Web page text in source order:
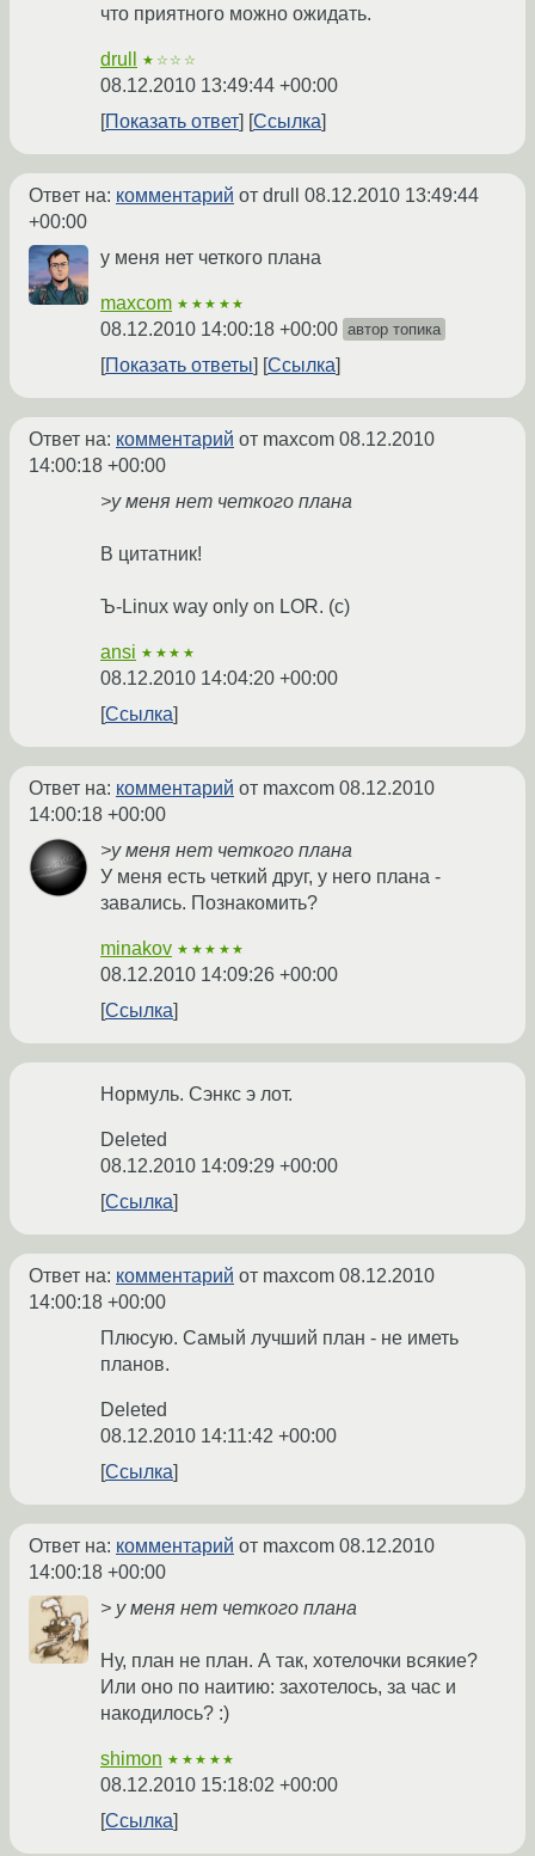
что приятного можно ожидать.
drull ★☆☆☆
08.12.2010 13:49:44 +00:00
Показать ответ
Ссылка
Ответ на: комментарий от drull 08.12.2010 13:49:44
+00:00
у меня нет четкого плана
maxcom ★★★★★
08.12.2010 14:00:18 +00:00 автор топика
Показать ответы Ссылка
Ответ на: комментарий от maxcom 08.12.2010
14:00:18 +00:00
>у меня нет четкого плана
В цитатник!
Ъ-Linux way only on LOR. (с)
ansi ★★★★
08.12.2010 14:04:20 +00:00
Ссылка
Ответ на: комментарий от maxcom 08.12.2010
14:00:18 +00:00
>у меня нет четкого плана
У меня есть четкий друг, у него плана -
завались. Познакомить?
minakov ★★★★★
08.12.2010 14:09:26 +00:00
Ссылка
Нормуль. Сэнкс э лот.
Deleted
08.12.2010 14:09:29 +00:00
Ссылка
Ответ на: комментарий от maxcom 08.12.2010
14:00:18 +00:00
Плюсую. Самый лучший план - не иметь
планов.
Deleted
08.12.2010 14:11:42 +00:00
Ссылка
Ответ на: комментарий от maxcom 08.12.2010
14:00:18 +00:00
> у меня нет четкого плана
Ну, план не план. А так, хотелочки всякие?
Или оно по наитию: захотелось, за час и
накодилось? :)
shimon ★★★★★
08.12.2010 15:18:02 +00:00
Ссылка